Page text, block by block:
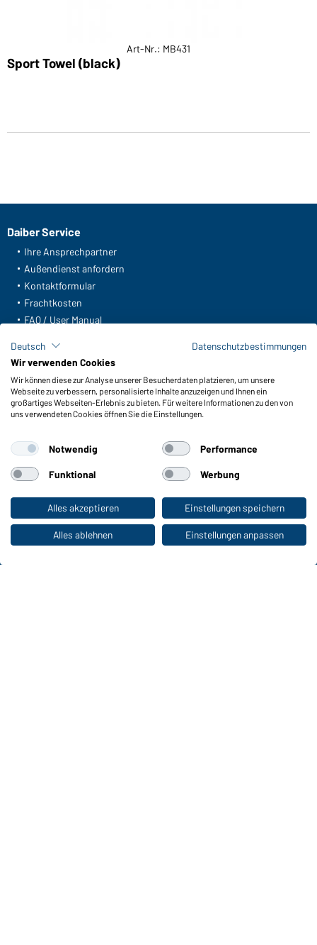
Zum Privatkunden-Shop
Art-Nr.: MB431
Sport Towel (black)
Daiber Service
Ihre Ansprechpartner
Außendienst anfordern
Kontaktformular
Frachtkosten
FAQ / User Manual
Meldeportal nach Hinweisgeberschutz
Funktionen & Pflege
Produkteigenschaften
Pflegehinweise
Farben
WORKWEAR COLLECTION
Die ideale Wahl für Professionals: Kollektionen
entdecken!
Deutsch
Datenschutzbestimmungen
Wir verwenden Cookies
Wir können diese zur Analyse unserer Besucherdaten platzieren, um unsere
Webseite zu verbessern, personalisierte Inhalte anzuzeigen und Ihnen ein
großartiges Webseiten-Erlebnis zu bieten. Für weitere Informationen zu den von
uns verwendeten Cookies öffnen Sie die Einstellungen.
Notwendig Performance
Funktional Werbung
Alles akzeptieren Einstellungen speichern
Alles ablehnen Einstellungen anpassen